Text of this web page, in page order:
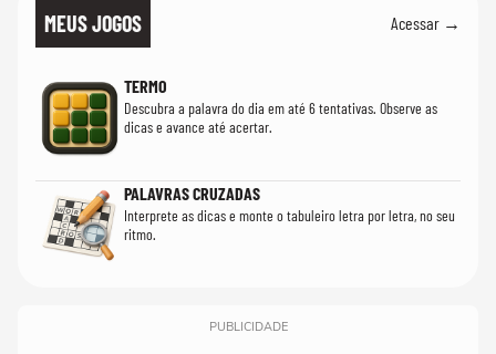
MEUS JOGOS Acessar →
TERMO
Descubra a palavra do dia em até 6 tentativas. Observe as
dicas e avance até acertar.
PALAVRAS CRUZADAS
Interprete as dicas e monte o tabuleiro letra por letra, no seu
ritmo.
PUBLICIDADE